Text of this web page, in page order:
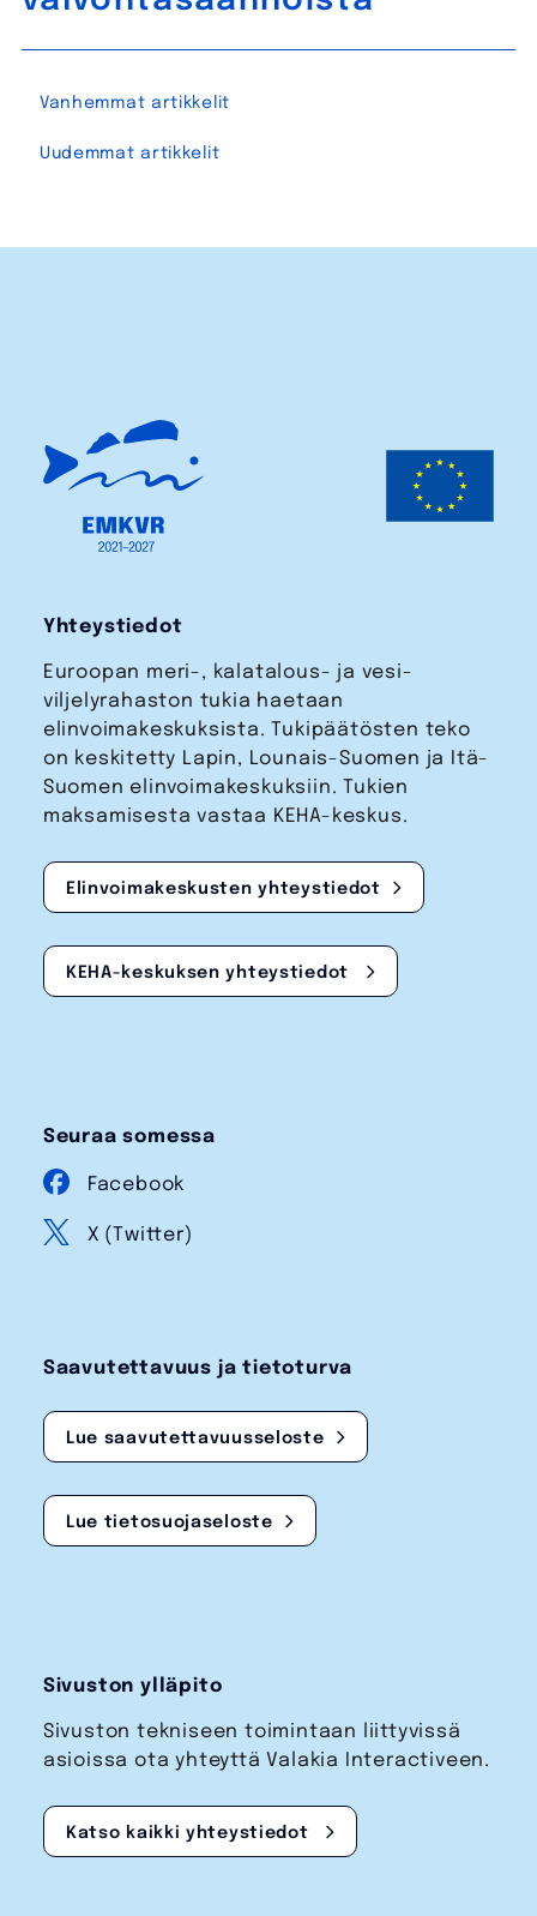
Artikkelien
Vanhemmat artikkelit
Uudemmat artikkelit
Yhteystiedot
Euroopan meri-, kalatalous- ja vesi­
viljelyrahaston tukia haetaan
elinvoimakeskuksista. Tukipäätösten teko
on keskitetty Lapin, Lounais-Suomen ja Itä-
Suomen elinvoimakeskuksiin. Tukien
maksamisesta vastaa KEHA-keskus.
Elinvoimakeskusten yhteystiedot
KEHA-keskuksen yhteystiedot
Seuraa somessa
Facebook
X (Twitter)
Saavutettavuus ja tietoturva
Lue saavutettavuusseloste
Lue tietosuojaseloste
Sivuston ylläpito
Sivuston tekniseen toimintaan liittyvissä
asioissa ota yhteyttä Valakia Interactiveen.
Katso kaikki yhteystiedot